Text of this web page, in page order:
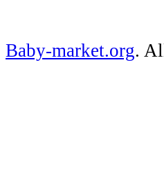
Baby-market.org.